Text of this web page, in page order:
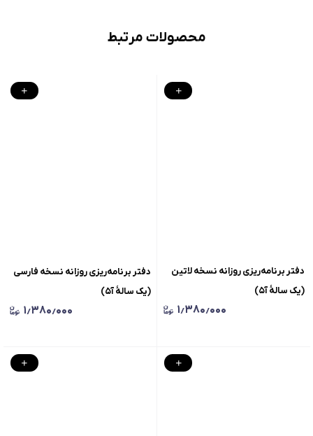
محصولات مرتبط
دفتر برنامه‌ریزی‌ روزانه نسخه لاتین
(یک سالهٔ آ۵)
۱٫۳۸۰٫۰۰۰
دفتر برنامه‌ریزی‌ روزانه نسخه فارسی
(یک سالهٔ آ۵)
۱٫۳۸۰٫۰۰۰